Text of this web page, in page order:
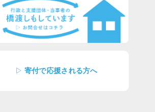
▷ 寄付で応援される方へ